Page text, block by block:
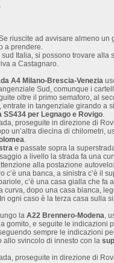
riuscite ad avvisare almeno un
a prendere.
Italia, si possono trovare alla
a Castagnaro.
A4 Milano-Brescia-Venezia
Sud, comunque i
oltre il primo semaforo, al
in tangenziale girando a
SS434 per Legnago e Rovigo.
proseguite in direzione di
un’altra diecina di chilometri,
.
e passate sopra la
a livello la strada fa una
alla postazione
una banca, a sinistra c’è il
c’è una casa gialla che fa
curva, dopo una casa bianca,
ogni caso è la terza casa sulla
lungo laA22 Brennero-Modena,
gomito, e seguite le indicazioni
sempre le indicazioni
allo svincolo di innesto con la
proseguite in direzione di